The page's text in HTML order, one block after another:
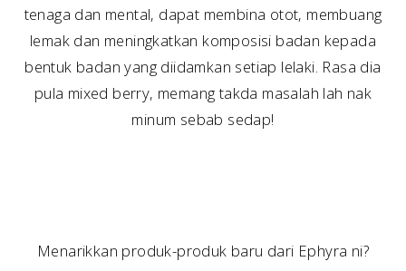
tenaga dan mental, dapat membina otot, membuang
lemak dan meningkatkan komposisi badan kepada
bentuk badan yang diidamkan setiap lelaki. Rasa dia
pula mixed berry, memang takda masalah lah nak
minum sebab sedap!
Menarikkan produk-produk baru dari Ephyra ni?